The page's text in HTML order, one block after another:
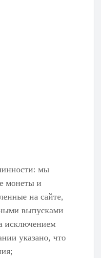
мы
монеты и
на сайте,
выпусками
исключением
указано, что